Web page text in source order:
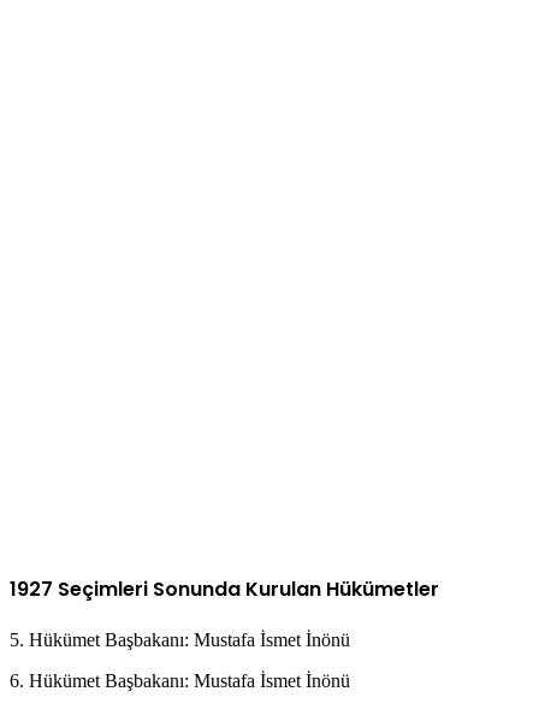
1927 Seçimleri Sonunda Kurulan Hükümetler
5. Hükümet Başbakanı: Mustafa İsmet İnönü
6. Hükümet Başbakanı: Mustafa İsmet İnönü